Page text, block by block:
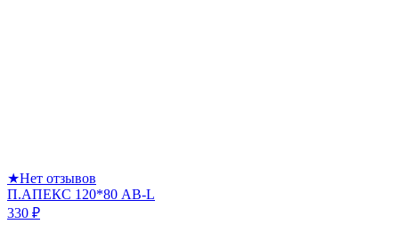
★Нет отзывов
П.АПЕКС 120*80 AВ-L
330 ₽